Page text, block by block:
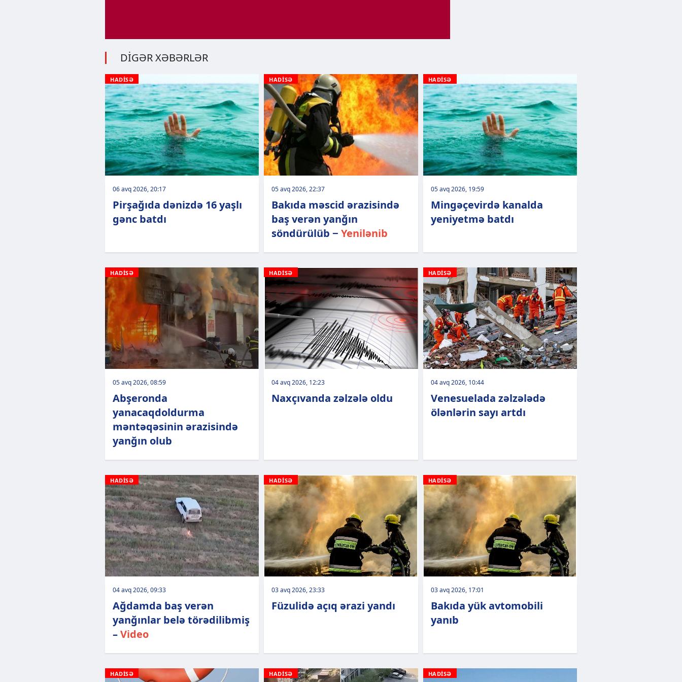
DİGƏR XƏBƏRLƏR
HADİSƏ
06 avq 2026, 20:17
Pirşağıda dənizdə 16 yaşlı
gənc batdı
HADİSƏ
05 avq 2026, 22:37
Bakıda məscid ərazisində
baş verən yanğın
söndürülüb −Yenilənib
HADİSƏ
05 avq 2026, 19:59
Mingəçevirdə kanalda
yeniyetmə batdı
HADİSƏ
05 avq 2026, 08:59
Abşeronda
yanacaqdoldurma
məntəqəsinin ərazisində
yanğın olub
HADİSƏ
04 avq 2026, 12:23
Naxçıvanda zəlzələ oldu
HADİSƏ
04 avq 2026, 10:44
Venesuelada zəlzələdə
ölənlərin sayı artdı
HADİSƏ
04 avq 2026, 09:33
Ağdamda baş verən
yanğınlar belə törədilibmiş
–Video
HADİSƏ
03 avq 2026, 23:33
Füzulidə açıq ərazi yandı
HADİSƏ
03 avq 2026, 17:01
Bakıda yük avtomobili
yanıb
HADİSƏ HADİSƏ HADİSƏ